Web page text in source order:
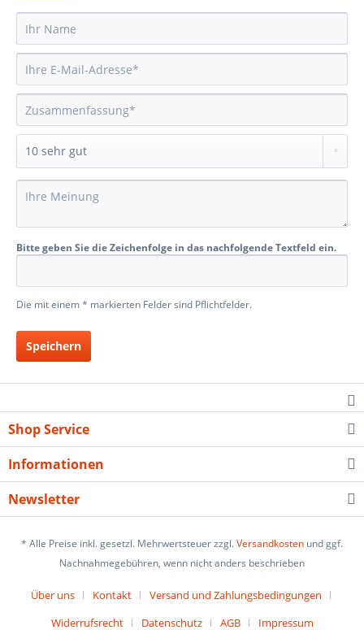
Bitte geben Sie die Zeichenfolge in das nachfolgende Textfeld ein.
Die mit einem * markierten Felder sind Pflichtfelder.
Speichern
Shop Service
Informationen
Newsletter
* Alle Preise inkl. gesetzl. Mehrwertsteuer zzgl.Versandkosten und ggf.
Nachnahmegebühren, wenn nicht anders beschrieben
Über uns Kontakt
Versand und Zahlungsbedingungen
Widerrufsrecht
Datenschutz AGB Impressum